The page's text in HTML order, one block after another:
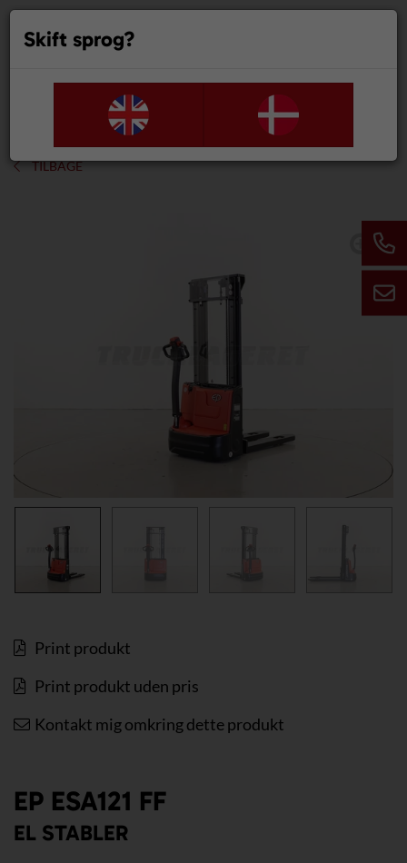
TILBAGE

Print produkt
Print produkt uden pris
Kontakt mig omkring dette produkt
EP ESA121 FF
EL STABLER
Skift sprog?